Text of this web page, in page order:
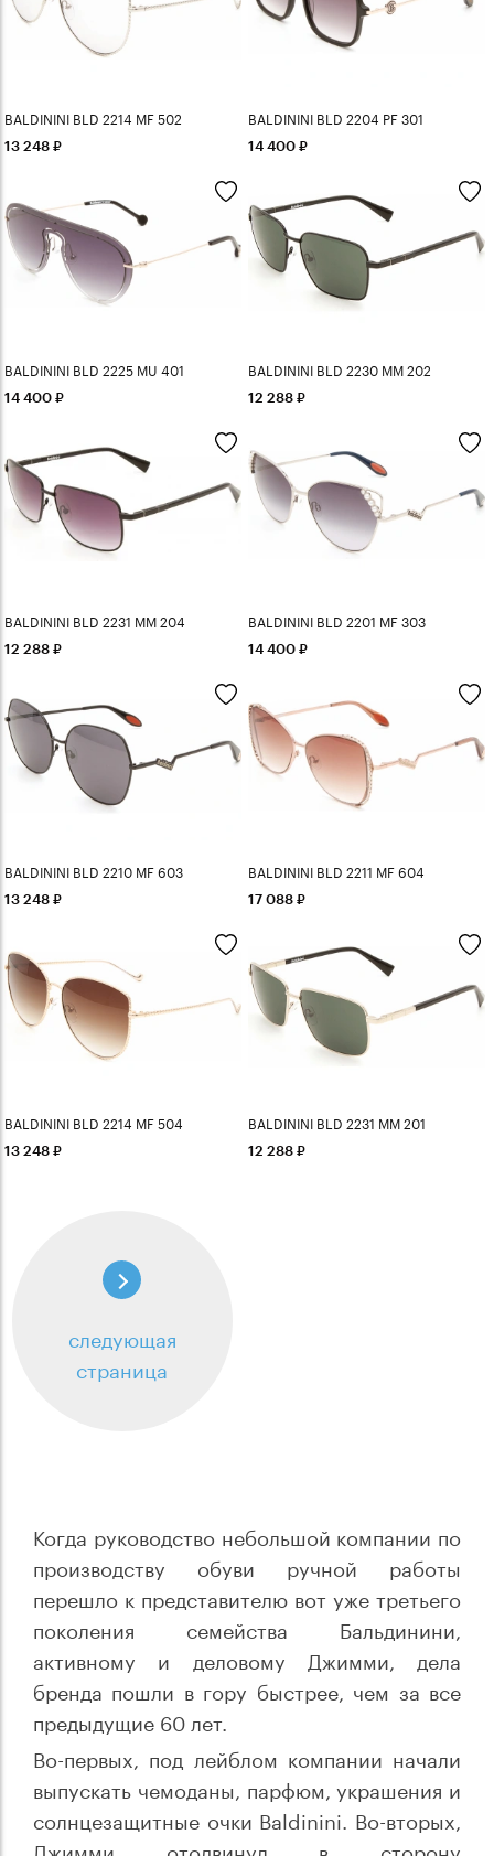
BALDININI BLD 2214 MF 502
13 248
BALDININI BLD 2204 PF 301
14 400
BALDININI BLD 2225 MU 401
14 400
BALDININI BLD 2230 MM 202
12 288
BALDININI BLD 2231 MM 204
12 288
BALDININI BLD 2201 MF 303
14 400
BALDININI BLD 2210 MF 603
13 248
BALDININI BLD 2211 MF 604
17 088
BALDININI BLD 2214 MF 504
13 248
BALDININI BLD 2231 MM 201
12 288
следующая
страница
Когда руководство небольшой компании по
производству обуви ручной работы
перешло к представителю вот уже третьего
поколения семейства Бальдинини,
активному и деловому Джимми, дела
бренда пошли в гору быстрее, чем за все
предыдущие 60 лет.
Во-первых, под лейблом компании начали
выпускать чемоданы, парфюм, украшения и
солнцезащитные очки Baldinini. Во-вторых,
Джимми отодвинул в сторону